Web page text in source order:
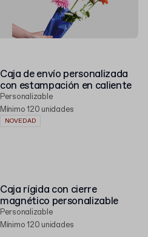
Caja de envío personalizada
con estampación en caliente
Personalizable
Mínimo 120 unidades
NOVEDAD
Caja rígida con cierre
magnético personalizable
Personalizable
Mínimo 120 unidades